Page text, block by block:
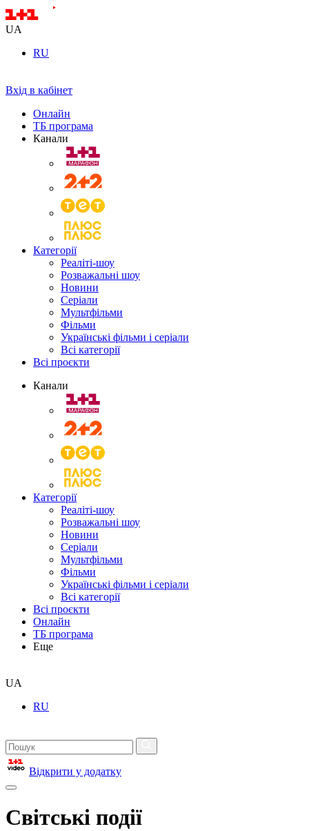
UA
RU
Вхід в кабінет
Онлайн
ТБ програма
Канали
Категорії
Реаліті-шоу
Розважальні шоу
Новини
Серіали
Мультфільми
Фільми
Українські фільми і серіали
Всі категорії
Всі проєкти
Канали
Категорії
Реаліті-шоу
Розважальні шоу
Новини
Серіали
Мультфільми
Фільми
Українські фільми і серіали
Всі категорії
Всі проєкти
Онлайн
ТБ програма
Еще
UA
RU
Відкрити у додатку
Світські події